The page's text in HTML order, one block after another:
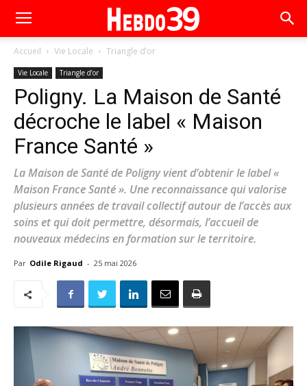
Accueil Vie Locale Triangle d’or
Vie Locale Triangle d’or
Poligny. La Maison de Santé
décroche le label « Maison
France Santé »
La Maison de Santé de Poligny vient d’obtenir le label «
Maison France Santé ». Une reconnaissance qui valorise
plusieurs années de travail collectif autour de l’accès aux
soins et qui doit permettre, désormais, l’accueil de
nouveaux médecins en formation sur le territoire.
Par Odile Rigaud - 25 mai 2026